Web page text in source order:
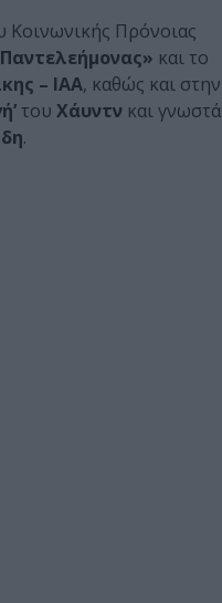
Κοινωνικής Πρόνοιας
και το
– ΙΑΑ, καθώς και στην
του Χάυντν και γνωστά
.